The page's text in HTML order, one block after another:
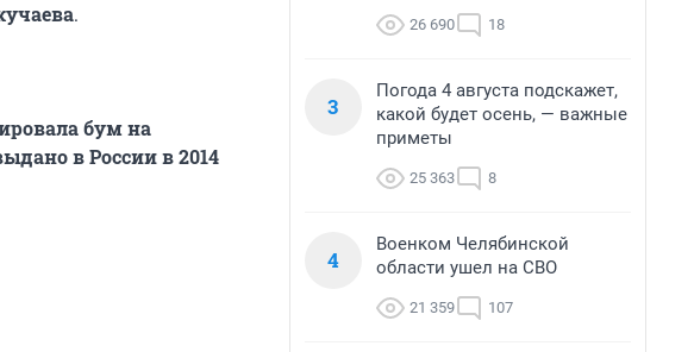
.
бум на
в России в 2014
26 690 18
3
Погода 4 августа подскажет,
какой будет осень, — важные
приметы
25 363 8
4
Военком Челябинской
области ушел на СВО
21 359 107